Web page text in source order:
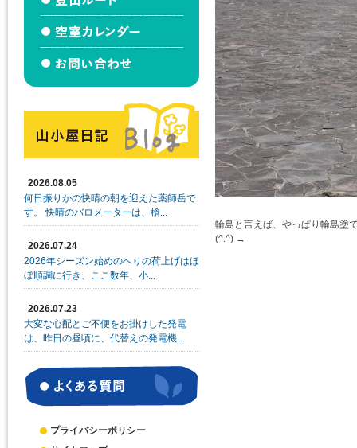
輪島と言えば、やっぱり輪島塗
(^.^)
2026.08.05
何日振りかの快晴の朝を迎えた薬師岳で
す。 快晴のバロメーターは、槍...
2026.07.24
2026年シーズン始めのへりの荷上げはほ
ぼ順調に行き、ここ数年、小...
2026.07.23
大変な心配とご不便をお掛けした発電
は、昨日の昼頃に、代替えの発電機...
プライバシーポリシー